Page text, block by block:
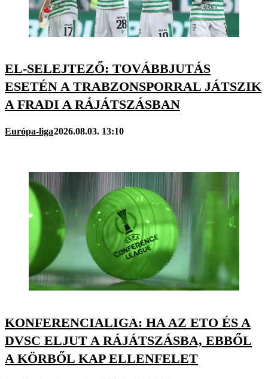
EL-SELEJTEZŐ: TOVÁBBJUTÁS
ESETÉN A TRABZONSPORRAL JÁTSZIK
A FRADI A RÁJÁTSZÁSBAN
Európa-liga2026.08.03. 13:10
KONFERENCIALIGA: HA AZ ETO ÉS A
DVSC ELJUT A RÁJÁTSZÁSBA, EBBŐL
A KÖRBŐL KAP ELLENFELET